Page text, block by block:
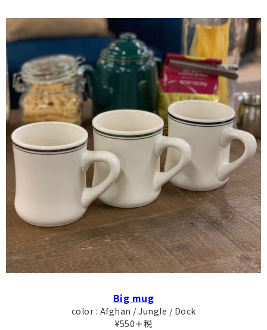
Big mug
color : Afghan / Jungle / Dock
¥550＋税